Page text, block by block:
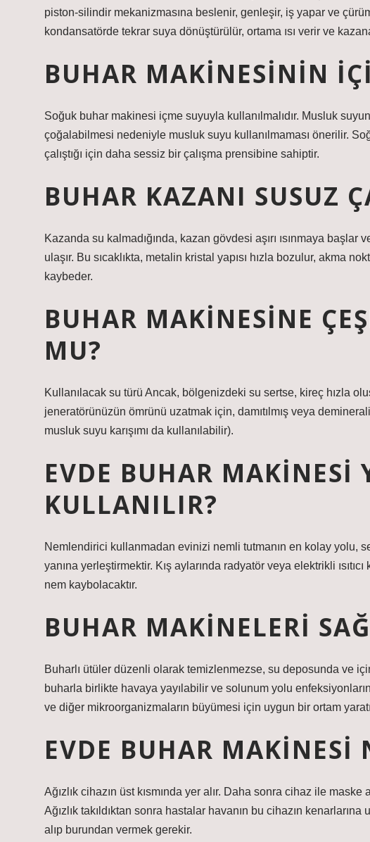
piston-silindir mekanizmasına beslenir, genleşir, iş yapar ve
kondansatörde tekrar suya dönüştürülür, ortama ısı verir ve
BUHAR MAKINESININ
Soğuk buhar makinesi içme suyuyla kullanılmalıdır. Musluk
çoğalabilmesi nedeniyle musluk suyu kullanılmaması önerilir.
çalıştığı için daha sessiz bir çalışma prensibine sahiptir.
BUHAR KAZANI SUSUZ
Kazanda su kalmadığında, kazan gövdesi aşırı ısınmaya
ulaşır. Bu sıcaklıkta, metalin kristal yapısı hızla bozulur, akma
kaybeder.
BUHAR MAKINESINE
MU?
Kullanılacak su türü Ancak, bölgenizdeki su sertse, kireç hızla
jeneratörünüzün ömrünü uzatmak için, damıtılmış veya
musluk suyu karışımı da kullanılabilir).
EVDE BUHAR MAKINESI
KULLANILIR?
Nemlendirici kullanmadan evinizi nemli tutmanın en kolay yolu,
yanına yerleştirmektir. Kış aylarında radyatör veya elektrikli
nem kaybolacaktır.
BUHAR MAKINELERI
Buharlı ütüler düzenli olarak temizlenmezse, su deposunda ve
buharla birlikte havaya yayılabilir ve solunum yolu
ve diğer mikroorganizmaların büyümesi için uygun bir ortam
EVDE BUHAR
Ağızlık cihazın üst kısmında yer alır. Daha sonra cihaz ile maske
Ağızlık takıldıktan sonra hastalar havanın bu cihazın
alıp burundan vermek gerekir.